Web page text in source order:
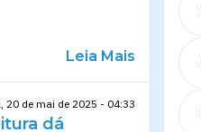
Leia Mais
20 de mai de 2025 - 04:33
dá